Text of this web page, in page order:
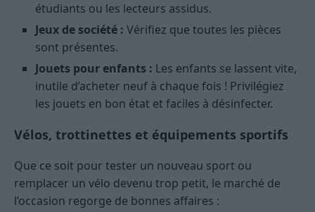
étudiants ou les lecteurs assidus.
Jeux de société : Vérifiez que toutes les pièces
sont présentes.
Jouets pour enfants : Les enfants se lassent vite,
inutile d’acheter neuf à chaque fois ! Privilégiez
les jouets en bon état et faciles à désinfecter.
Vélos, trottinettes et équipements sportifs
Que ce soit pour tester un nouveau sport ou
remplacer un vélo devenu trop petit, le marché de
l’occasion regorge de bonnes affaires :